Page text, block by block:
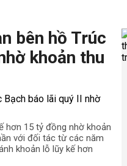
bên hồ Trúc
khoản thu
hơn 15 tỷ đồng nhờ khoản
với đối tác từ các năm
khoản lỗ lũy kế hơn